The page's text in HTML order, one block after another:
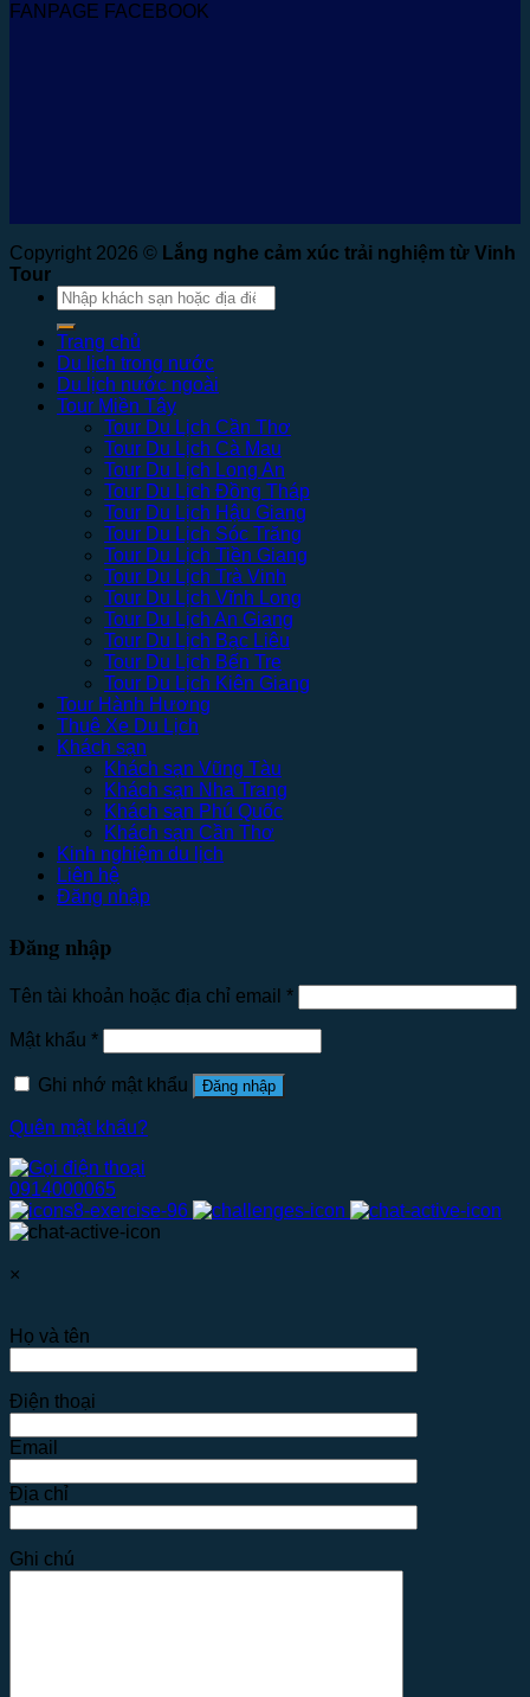
FANPAGE FACEBOOK
Copyright 2026 © Lắng nghe cảm xúc trải nghiệm từ Vinh
Tour
Tìm
kiếm:
Trang chủ
Du lịch trong nước
Du lịch nước ngoài
Tour Miền Tây
Tour Du Lịch Cần Thơ
Tour Du Lịch Cà Mau
Tour Du Lịch Long An
Tour Du Lịch Đồng Tháp
Tour Du Lịch Hậu Giang
Tour Du Lịch Sóc Trăng
Tour Du Lịch Tiền Giang
Tour Du Lịch Trà Vinh
Tour Du Lịch Vĩnh Long
Tour Du Lịch An Giang
Tour Du Lịch Bạc Liêu
Tour Du Lịch Bến Tre
Tour Du Lịch Kiên Giang
Tour Hành Hương
Thuê Xe Du Lịch
Khách sạn
Khách sạn Vũng Tàu
Khách sạn Nha Trang
Khách sạn Phú Quốc
Khách sạn Cần Thơ
Kinh nghiệm du lịch
Liên hệ
Đăng nhập
Đăng nhập
Tên tài khoản hoặc địa chỉ email *
Mật khẩu *
Ghi nhớ mật khẩu Đăng nhập
Quên mật khẩu?
0914000065
×
Họ và tên
Điện thoại
Email
Địa chỉ
Ghi chú